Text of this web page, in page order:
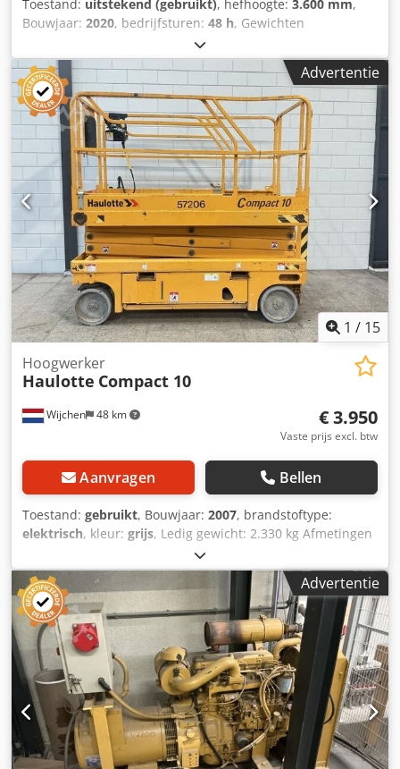
Toestand: uitstekend (gebruikt), hefhoogte: 3.600 mm,
Bouwjaar: 2020, bedrijfsturen: 48 h, Gewichten
Leeggewicht: 860 kg Functioneel Hefvermogen: 600 kg
Laadruimtedimensies: 241 x 96 x 146 cm CE-markering: ja
Staat Technische staat: zeer goed Optische staat: zeer
goed Meer informatie Leveringsvoorwaarden: EXW Laatste
inspectie: 2025-10-15 Land van productie: DE Meer
informatie Neem contact op met Vink Machinery voor meer
informatie. = Extra opties en accessoires = - Onderflessen =
Opmerkingen = TGT Robby 600 * Bouwjaar 2020 * Accu-
aangedreven * 48 draaiuren * 3,6 m vacuüm hoogte * 360°
draaibaar * Zijdelingse verplaatsing 2 x 100 mm * 2
vacuümpompcircuits * Uitgerust met hijshaak *
Afstandsbediening * Eigen gewicht 860 kg Dsdpjzbh Dljfx
Ac Ueck * Draagvermogen 600 kg * Keuring geldig tot
oktober 2026 * Inclusief documentatie
Advertentie
1 / 15
Wijchen 48 km
Hoogwerker
Haulotte Compact 10
€ 3.950
Vaste prijs excl. btw
Aanvragen Bellen
Toestand: gebruikt, Bouwjaar: 2007, brandstoftype:
elektrisch, kleur: grijs, Ledig gewicht: 2.330 kg Afmetingen
(LxBxH): 251 x 120 x 223 cm - Bouwjaar: 2007 -
Documentatie aanwezig: Ja - CE markering aanwezig: Ja -
Aandrijving: Elektrisch - CE certificaat aanwezig: Nee -
Serienummer: CW133041 - Werkhoogte [mm]: 8140 Djdpfx
Aoyvf Udec Usck - Platformhoogte [mm]: 2230 -
Draagvermogen platform [kg]: 450 - Transportafmetingen:
2510mm x 1200mm x 2230mm (l x b x h) -
Transportgewicht [kg]: 2330kg - Transportcolli [st.]: 1
Financiële informatie BTW: De getoonde prijs is exclusief
BTW BTW/marge: BTW verrekenbaar voor ondernemers
Levering en inruil altijd mogelijk van alles in de industriële
sectoren Koen van Lent
Advertentie